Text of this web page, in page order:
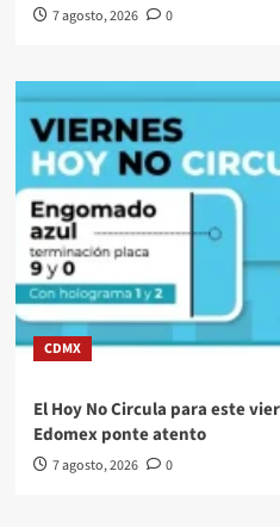
7 agosto, 2026 0
CDMX
El Hoy No Circula para este
Edomex ponte atento
7 agosto, 2026 0